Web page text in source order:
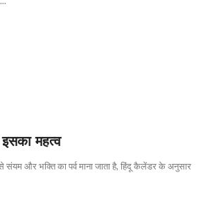
महत्व
संयम और भक्ति का पर्व माना जाता है, हिंदू कैलेंडर के अनुसार